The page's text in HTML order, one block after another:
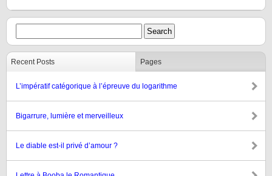
Recent Posts Pages
L’impératif catégorique à l’épreuve du logarithme
Bigarrure, lumière et merveilleux
Le diable est-il privé d’amour ?